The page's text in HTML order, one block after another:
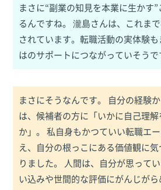
まさに“副業の知見を本業に生かす
るんですね。 瀧島さんは、これま
されています。転職活動の実体験
はのサポートにつながっていそうで
まさにそうなんです。 自分の経験
は、候補者の方に「いかに自己理
か」。 私自身もかつていい転職エ
え、自分の根っこにある価値観に
りました。 人間は、自分が思って
い込みや世間的な評価にがんじがら